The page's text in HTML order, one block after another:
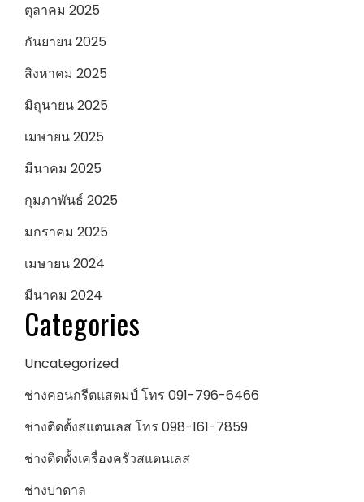
ตุลาคม 2025
กันยายน 2025
สิงหาคม 2025
มิถุนายน 2025
เมษายน 2025
มีนาคม 2025
กุมภาพันธ์ 2025
มกราคม 2025
เมษายน 2024
มีนาคม 2024
Categories
Uncategorized
ช่างคอนกรีตแสตมป์ โทร 091-796-6466
ช่างติดตั้งสแตนเลส โทร 098-161-7859
ช่างติดตั้งเครื่องครัวสแตนเลส
ช่างบาดาล